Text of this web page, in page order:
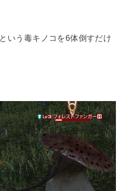
という毒キノコを6体倒すだけ